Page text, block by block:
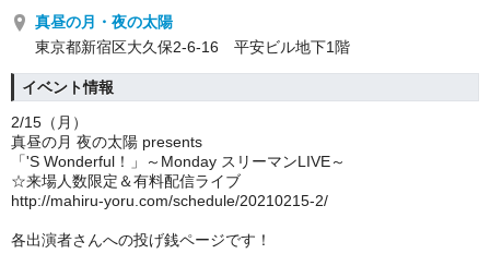
真昼の月・夜の太陽
東京都新宿区大久保2-6-16 平安ビル地下1階
イベント情報
2/15（月）
真昼の月 夜の太陽 presents
「'S Wonderful！」～Monday スリーマンLIVE～
☆来場人数限定＆有料配信ライブ
http://mahiru-yoru.com/schedule/20210215-2/
各出演者さんへの投げ銭ページです！